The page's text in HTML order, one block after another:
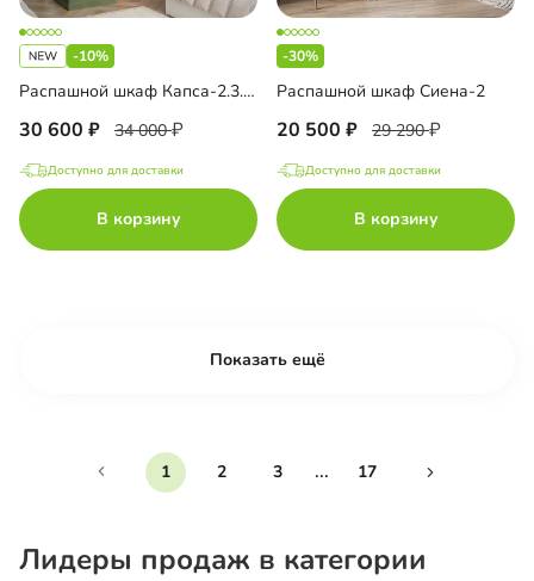
-10%
Распашной шкаф Капса-2.3.3 с зеркалом
30 600 34 000
Доступно для доставки
В корзину
-30%
Распашной шкаф Сиена-2
20 500 29 290
Доступно для доставки
В корзину
Показать ещё
1 2 3 ... 17
Лидеры продаж в категории